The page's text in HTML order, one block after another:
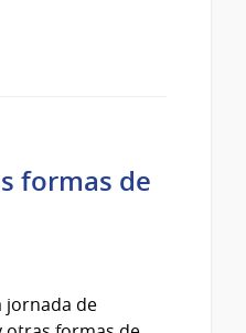
formas de
jornada de